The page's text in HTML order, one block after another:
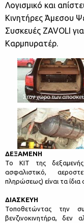
Λογισμικό και
Κινητήρες Άμεσου
Συσκευές ZAVOLI
Καρμπυρατέρ.
ΔΕΞΑΜΕΝΗ
Το ΚΙΤ της
ασφαλιστικό,
πληρώσεως) είναι τα
ΔΙΑΣΚΕΥΗ
Τοποθετώντας την
βενζινοκινητήρα, δεν